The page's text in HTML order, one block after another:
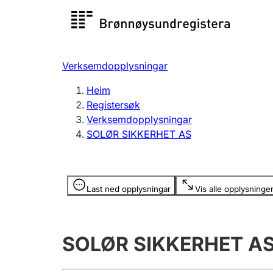
Registersøk
Registrere, endre, slette
Verksemdopplysningar
Heim
Registersøk
Verksemdopplysningar
SOLØR SIKKERHET AS
Last ned opplysningar Vis alle opplysninger
Opplysninger er skjult
SOLØR SIKKERHET